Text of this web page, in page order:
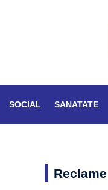
SOCIAL SANATATE
Reclame